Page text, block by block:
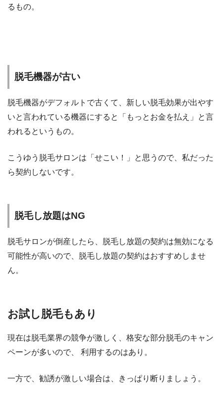
るもの。
脱毛機器が古い
脱毛機器がデフォルトで古くて、新しい脱毛効果が出やす
いと言われている機器にすると「もっとお金を払え」と言
われるというもの。
こうゆう脱毛サロンは「せこい！」と思うので、私だった
ら契約しないです。
脱毛し放題はNG
脱毛サロンが倒産したら、脱毛し放題の契約は無効になる
可能性が高いので、脱毛し放題の契約はおすすめしませ
ん。
お試し脱毛もあり
現在は脱毛業界の競争が激しく、格安な部分脱毛のキャン
ペーンが多いので、 利用するのはあり。
一方で、勧誘が激しい場合は、きっぱり断りましょう。